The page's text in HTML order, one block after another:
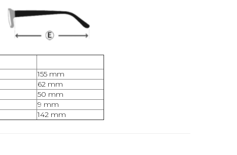
155 mm
62 mm
50 mm
9 mm
142 mm